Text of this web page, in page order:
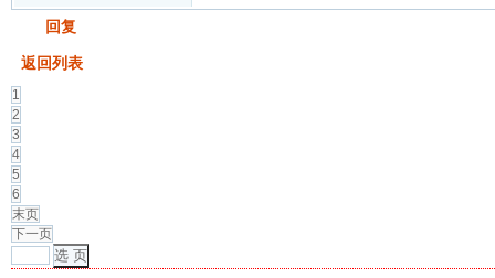
回复
返回列表
1
2
3
4
5
6
末页
下一页
选 页